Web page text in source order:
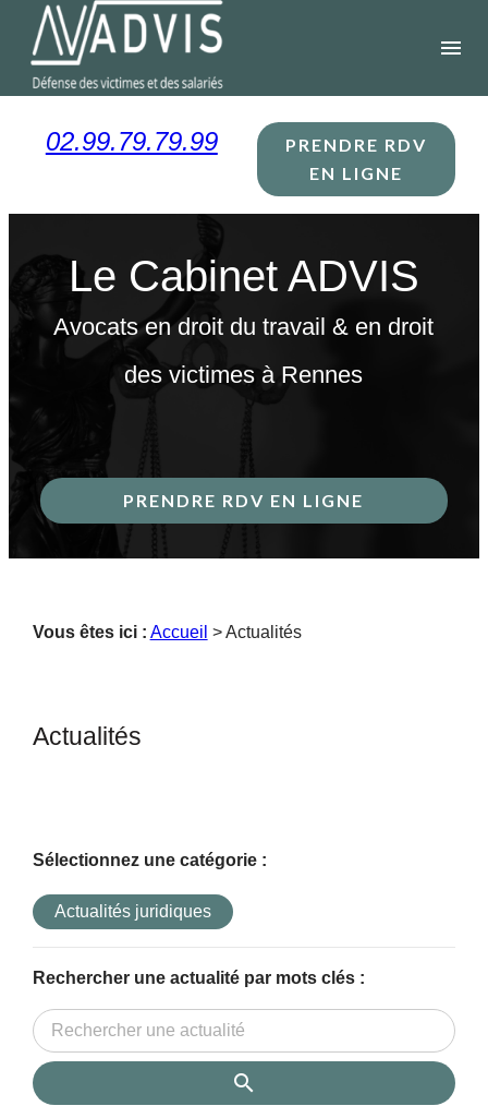
menu
02.99.79.79.99
PRENDRE RDV
EN LIGNE
Le Cabinet ADVIS
Avocats en droit du travail & en droit
des victimes à Rennes
PRENDRE RDV EN LIGNE
Vous êtes ici : Accueil > Actualités
Actualités
Sélectionnez une catégorie :
Actualités juridiques
Rechercher une actualité par mots clés :
Panneau de gestion des cookies